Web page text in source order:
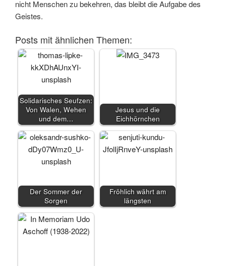
nicht Menschen zu bekehren, das bleibt die Aufgabe des
Geistes.
Posts mit ähnlichen Themen:
Solidarisches Seufzen:
Von Walen, Wehen
und dem…
Jesus und die
Eichhörnchen
Der Sommer der
Sorgen
Fröhlich währt am
längsten